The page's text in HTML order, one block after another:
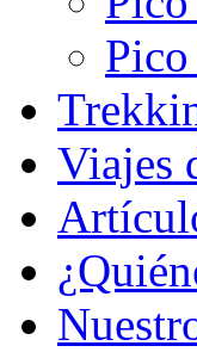
Viajes